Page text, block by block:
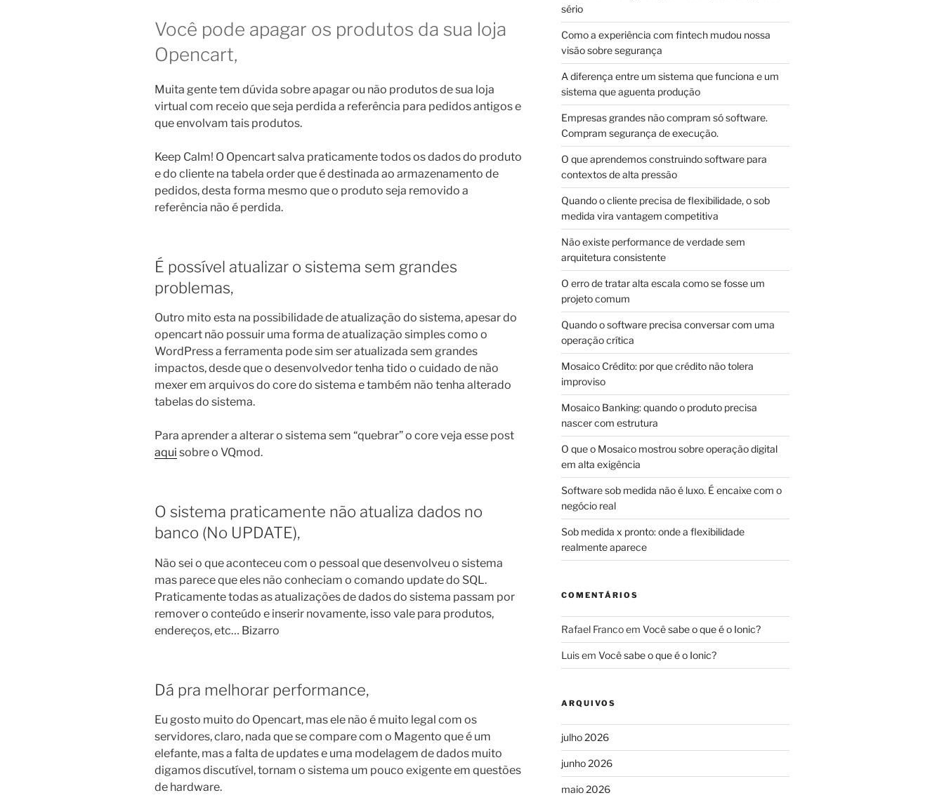
Você pode apagar os produtos da sua loja
Opencart,
Muita gente tem dúvida sobre apagar ou não produtos de sua loja
virtual com receio que seja perdida a referência para pedidos antigos e
que envolvam tais produtos.
Keep Calm! O Opencart salva praticamente todos os dados do produto
e do cliente na tabela order que é destinada ao armazenamento de
pedidos, desta forma mesmo que o produto seja removido a
referência não é perdida.
É possível atualizar o sistema sem grandes
problemas,
Outro mito esta na possibilidade de atualização do sistema, apesar do
opencart não possuir uma forma de atualização simples como o
WordPress a ferramenta pode sim ser atualizada sem grandes
impactos, desde que o desenvolvedor tenha tido o cuidado de não
mexer em arquivos do core do sistema e também não tenha alterado
tabelas do sistema.
Para aprender a alterar o sistema sem “quebrar” o core veja esse post
aqui sobre o VQmod.
O sistema praticamente não atualiza dados no
banco (No UPDATE),
Não sei o que aconteceu com o pessoal que desenvolveu o sistema
mas parece que eles não conheciam o comando update do SQL.
Praticamente todas as atualizações de dados do sistema passam por
remover o conteúdo e inserir novamente, isso vale para produtos,
endereços, etc… Bizarro
Dá pra melhorar performance,
Eu gosto muito do Opencart, mas ele não é muito legal com os
servidores, claro, nada que se compare com o Magento que é um
elefante, mas a falta de updates e uma modelagem de dados muito
digamos discutível, tornam o sistema um pouco exigente em questões
de hardware.
sério
Como a experiência com fintech mudou nossa
visão sobre segurança
A diferença entre um sistema que funciona e um
sistema que aguenta produção
Empresas grandes não compram só software.
Compram segurança de execução.
O que aprendemos construindo software para
contextos de alta pressão
Quando o cliente precisa de flexibilidade, o sob
medida vira vantagem competitiva
Não existe performance de verdade sem
arquitetura consistente
O erro de tratar alta escala como se fosse um
projeto comum
Quando o software precisa conversar com uma
operação crítica
Mosaico Crédito: por que crédito não tolera
improviso
Mosaico Banking: quando o produto precisa
nascer com estrutura
O que o Mosaico mostrou sobre operação digital
em alta exigência
Software sob medida não é luxo. É encaixe com o
negócio real
Sob medida x pronto: onde a flexibilidade
realmente aparece
COMENTÁRIOS
Rafael Francoem Você sabe o que é o Ionic?
Luisem Você sabe o que é o Ionic?
ARQUIVOS
julho 2026
junho 2026
maio 2026